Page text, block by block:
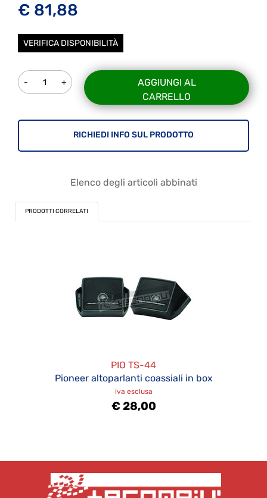
€ 81,88
VERIFICA DISPONIBILITÀ
Quantità
AGGIUNGI AL
CARRELLO
RICHIEDI INFO SUL PRODOTTO
Elenco degli articoli abbinati
PRODOTTI CORRELATI
PIO TS-44
Pioneer altoparlanti coassiali in box
iva esclusa
€ 28,00